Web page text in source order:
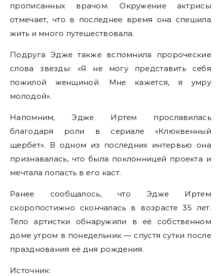
прописанных врачом. Окружение актрисы
отмечает, что в последнее время она спешила
жить и много путешествовала.
Подруга Эдже также вспомнила пророческие
слова звезды: «Я не могу представить себя
пожилой женщиной. Мне кажется, я умру
молодой».
Напомним, Эдже Иртем прославилась
благодаря роли в сериале «Клюквенный
щербет». В одном из последних интервью она
признавалась, что была поклонницей проекта и
мечтала попасть в его каст.
Ранее сообщалось, что Эдже Иртем
скоропостижно скончалась в возрасте 35 лет.
Тело артистки обнаружили в её собственном
доме утром в понедельник — спустя сутки после
празднования её дня рождения.
Источник: